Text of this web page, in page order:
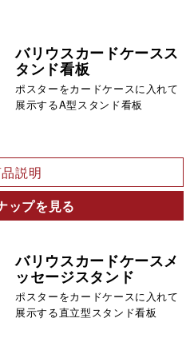
バリウスカードケースス
タンド看板
ポスターをカードケースに入れて
展示するA型スタンド看板
説明
ップを見る
バリウスカードケースメ
ッセージスタンド
ポスターをカードケースに入れて
展示する直立型スタンド看板